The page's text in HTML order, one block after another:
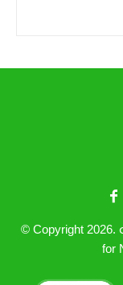
© Copyright 2026.
for